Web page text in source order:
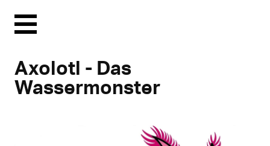
Menu
Axolotl - Das
Wassermonster